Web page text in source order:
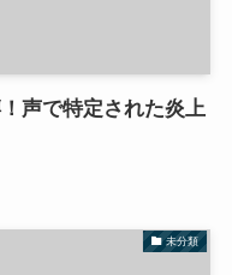
声で特定された炎上
未分類